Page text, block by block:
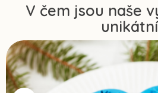
V čem jsou naše